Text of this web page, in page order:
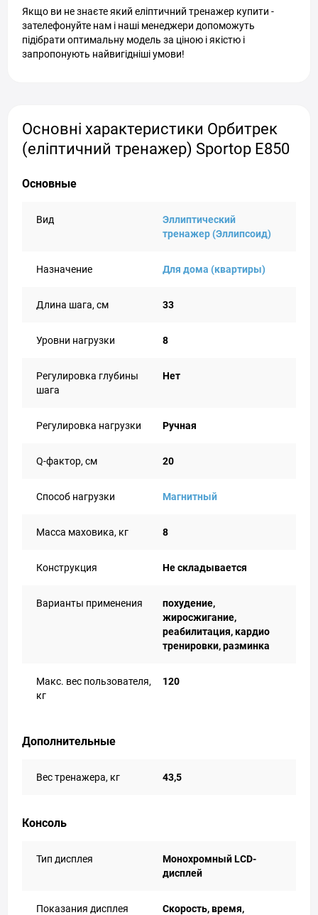
Якщо ви не знаєте який еліптичний тренажер купити -
зателефонуйте нам і наші менеджери допоможуть
підібрати оптимальну модель за ціною і якістю і
запропонують найвигідніші умови!
Основні характеристики Орбитрек
(еліптичний тренажер) Sportop E850
Основные
Вид
Эллиптический
тренажер (Эллипсоид)
Назначение Для дома (квартиры)
Длина шага, см 33
Уровни нагрузки 8
Регулировка глубины
шага
Нет
Регулировка нагрузки Ручная
Q-фактор, см 20
Способ нагрузки Магнитный
Масса маховика, кг 8
Конструкция Не складывается
Варианты применения
похудение,
жиросжигание,
реабилитация, кардио
тренировки, разминка
Макс. вес пользователя,
кг
120
Дополнительные
Вес тренажера, кг 43,5
Консоль
Тип дисплея
Монохромный LCD-
дисплей
Показания дисплея
Скорость, время,